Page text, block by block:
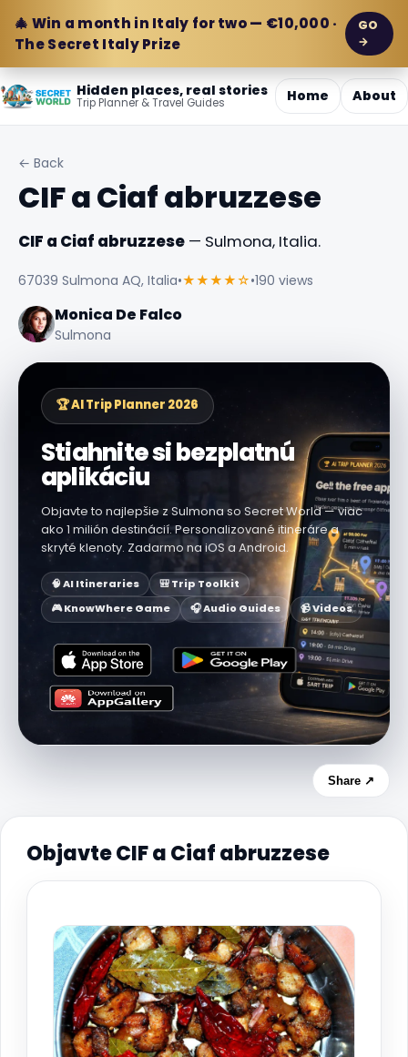
🎄 Win a month in Italy for two — €10,000 ·
The Secret Italy Prize
GO
→
Hidden places, real stories
Trip Planner & Travel Guides Home About
← Back
CIF a Ciaf abruzzese
CIF a Ciaf abruzzese — Sulmona, Italia.
67039 Sulmona AQ, Italia•★★★★☆•190 views
Monica De Falco
Sulmona
🏆 AI Trip Planner 2026
Stiahnite si bezplatnú
aplikáciu
Objavte to najlepšie z Sulmona so Secret World — viac
ako 1 milión destinácií. Personalizované itineráre a
skryté klenoty. Zadarmo na iOS a Android.
🧠 AI Itineraries
🎒 Trip Toolkit
🎮 KnowWhere Game
🎧 Audio Guides 📹 Videos
Share ↗
Objavte CIF a Ciaf abruzzese